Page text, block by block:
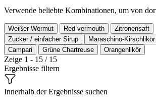
Verwende beliebte Kombinationen, um von
Weißer Wermut Red vermouth
Zitronensaft
Zucker / einfacher Sirup
Maraschino-Kirschlikör
Campari
Grüne Chartreuse Orangenlikör
Zeige 1 - 15 / 15
Ergebnisse filtern
Innerhalb der Ergebnisse suchen